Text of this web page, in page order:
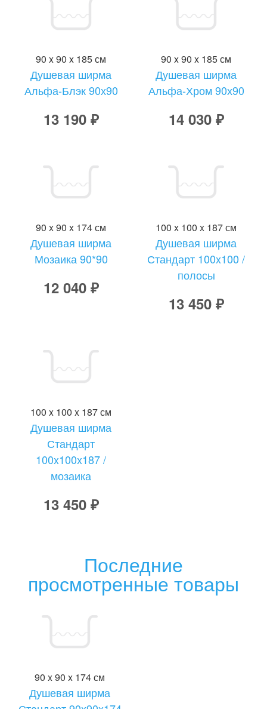
90 x 90 x 185 см
Душевая ширма
Альфа-Блэк 90х90
13 190 ₽
90 x 90 x 185 см
Душевая ширма
Альфа-Хром 90х90
14 030 ₽
90 x 90 x 174 см
Душевая ширма
Мозаика 90*90
12 040 ₽
100 x 100 x 187 см
Душевая ширма
Стандарт 100x100 /
полосы
13 450 ₽
100 x 100 x 187 см
Душевая ширма
Стандарт
100x100x187 /
мозаика
13 450 ₽
Последние
просмотренные товары
90 x 90 x 174 см
Душевая ширма